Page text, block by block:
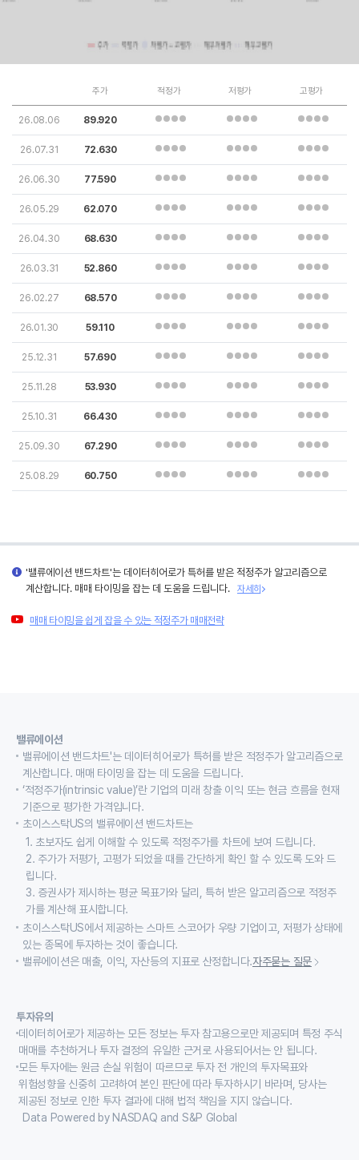
주가 적정가 저평가 고평가
26.08.06 89.920
26.07.31 72.630
26.06.30 77.590
26.05.29 62.070
26.04.30 68.630
26.03.31 52.860
26.02.27 68.570
26.01.30 59.110
25.12.31 57.690
25.11.28 53.930
25.10.31 66.430
25.09.30 67.290
25.08.29 60.750
'밸류에이션 밴드차트'는 데이터히어로가 특허를 받은 적정주가 알고리즘으로
계산합니다. 매매 타이밍을 잡는 데 도움을 드립니다.
자세히
매매 타이밍을 쉽게 잡을 수 있는 적정주가 매매전략
밸류에이션
밸류에이션 밴드차트'는 데이터히어로가 특허를 받은 적정주가 알고리즘으로
계산합니다. 매매 타이밍을 잡는 데 도움을 드립니다.
‘적정주가(intrinsic value)’란 기업의 미래 창출 이익 또는 현금 흐름을 현재
기준으로 평가한 가격입니다.
초이스스탁US의 밸류에이션 밴드차트는
1. 초보자도 쉽게 이해할 수 있도록 적정주가를 차트에 보여 드립니다.
2. 주가가 저평가, 고평가 되었을 때를 간단하게 확인 할 수 있도록 도와 드
립니다.
3. 증권사가 제시하는 평균 목표가와 달리, 특허 받은 알고리즘으로 적정주
가를 계산해 표시합니다.
초이스스탁US에서 제공하는 스마트 스코어가 우량 기업이고, 저평가 상태에
있는 종목에 투자하는 것이 좋습니다.
밸류에이션은 매출, 이익, 자산등의 지표로 산정합니다.자주묻는 질문
투자유의
데이터히어로가 제공하는 모든 정보는 투자 참고용으로만 제공되며 특정 주식
매매를 추천하거나 투자 결정의 유일한 근거로 사용되어서는 안 됩니다.
모든 투자에는 원금 손실 위험이 따르므로 투자 전 개인의 투자목표와
위험성향을 신중히 고려하여 본인 판단에 따라 투자하시기 바라며, 당사는
제공된 정보로 인한 투자 결과에 대해 법적 책임을 지지 않습니다.
Data Powered by NASDAQ and S&P Global